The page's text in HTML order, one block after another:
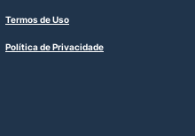
Termos de Uso
Política de Privacidade